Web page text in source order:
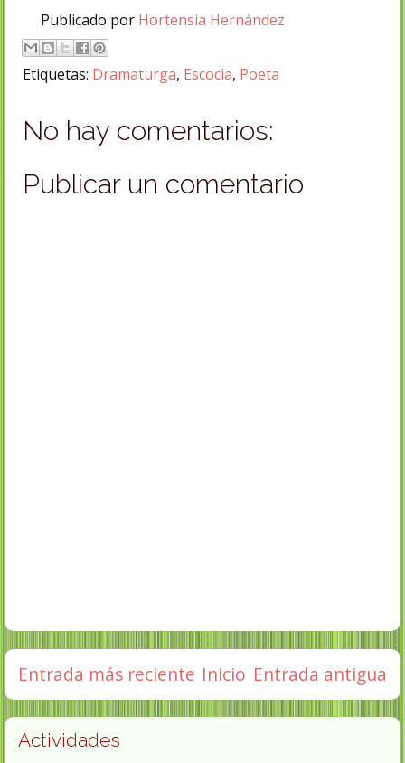
Publicado por Hortensia Hernández
Etiquetas: Dramaturga, Escocia, Poeta
No hay comentarios:
Publicar un comentario
Entrada más reciente Entrada antigua
Inicio
Actividades